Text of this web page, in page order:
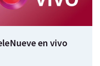
en vivo